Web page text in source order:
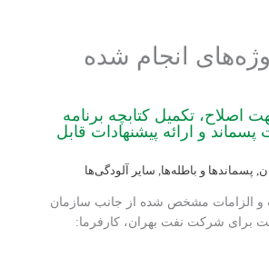
انجام شده
اصلاح، تکمیل کتابچه برنامه
پسماند و ارائه پیشنهادات قابل
, پسماندها و باطله‌ها, سایر آلودگی‌ها
الزامات مشخص شده از جانب سازمان
شرکت نفت بهران، کارفرما: